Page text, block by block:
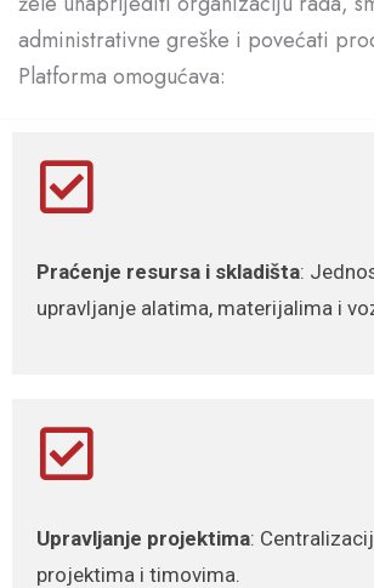
administrativne greške i povećati
Platforma omogućava:
Praćenje resursa i skladišta:
upravljanje alatima, materijalima i
Upravljanje projektima:
projektima i timovima.